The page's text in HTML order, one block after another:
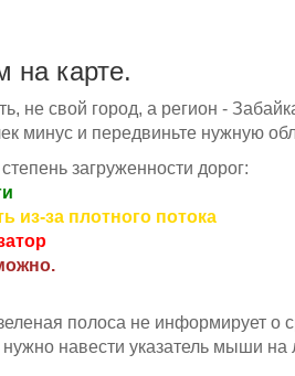
на карте.
не свой город, а регион -
минус и передвиньте нужную
загруженности дорог:
из-за плотного потока
полоса не информирует о
нужно навести указатель мыши на